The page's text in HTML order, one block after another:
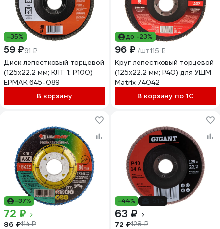
-35%
59 ₽91 ₽
Диск лепестковый торцевой
(125х22.2 мм; КЛТ 1; Р100)
ЕРМАК 645-089
В корзину
до -23%
96 ₽ /шт115 ₽
Круг лепестковый торцевой
(125х22.2 мм; P40) для УШМ
Matrix 74042
В корзину по 10
-37%
72 ₽
86 ₽114 ₽
-44%
63 ₽
72 ₽128 ₽